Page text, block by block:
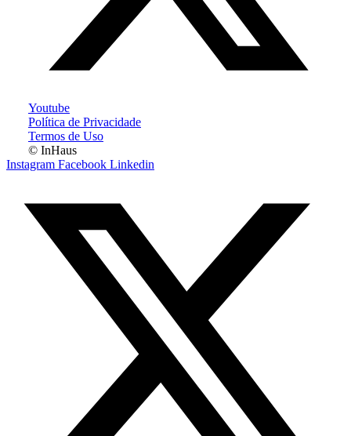
Youtube
Política de Privacidade
Termos de Uso
© InHaus
Instagram Facebook Linkedin